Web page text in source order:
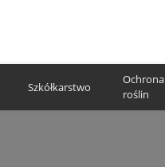
Szkółkarstwo
Ochrona
roślin